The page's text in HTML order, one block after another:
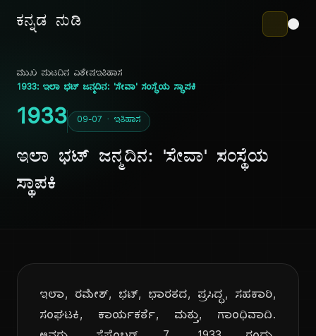
ಕನ್ನಡ ನುಡಿ
ಮುಖ ಪುಟದಿನ ವಿಶೇಷಇತಿಹಾಸ
1933: ಇಲಾ ಭಟ್ ಜನ್ಮದಿನ: 'ಸೇವಾ' ಸಂಸ್ಥೆಯ ಸ್ಥಾಪಕಿ
1933 09-07 · ಇತಿಹಾಸ
ಇಲಾ ಭಟ್ ಜನ್ಮದಿನ: 'ಸೇವಾ' ಸಂಸ್ಥೆಯ
ಸ್ಥಾಪಕಿ
ಇಲಾ, ರಮೇಶ್, ಭಟ್, ಭಾರತದ, ಪ್ರಸಿದ್ಧ, ಸಹಕಾರಿ,
ಸಂಘಟಕಿ, ಕಾರ್ಯಕರ್ತೆ, ಮತ್ತು, ಗಾಂಧಿವಾದಿ.